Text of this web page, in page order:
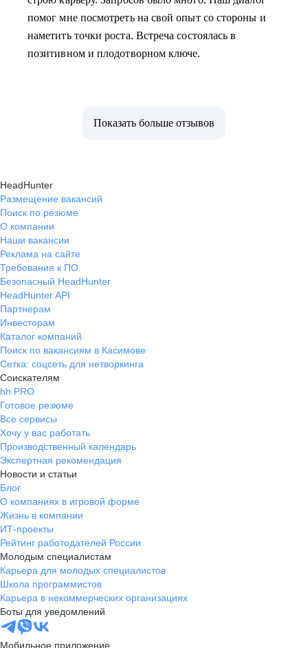
помог мне посмотреть на свой опыт со стороны и
наметить точки роста. Встреча состоялась в
позитивном и плодотворном ключе.
Показать больше отзывов
HeadHunter
Размещение вакансий
Поиск по резюме
О компании
Наши вакансии
Реклама на сайте
Требования к ПО
Безопасный HeadHunter
HeadHunter API
Партнерам
Инвесторам
Каталог компаний
Поиск по вакансиям в Касимове
Сетка: соцсеть для нетворкинга
Соискателям
hh PRO
Готовое резюме
Все сервисы
Хочу у вас работать
Производственный календарь
Экспертная рекомендация
Новости и статьи
Блог
О компаниях в игровой форме
Жизнь в компании
ИТ-проекты
Рейтинг работодателей России
Молодым специалистам
Карьера для молодых специалистов
Школа программистов
Карьера в некоммерческих организациях
Боты для уведомлений
Мобильное приложение